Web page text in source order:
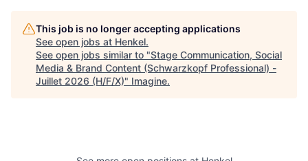
This job is no longer accepting applications
See open jobs at Henkel.
See open jobs similar to "Stage Communication, Social
Media & Brand Content (Schwarzkopf Professional) -
Juillet 2026 (H/F/X)" Imagine.